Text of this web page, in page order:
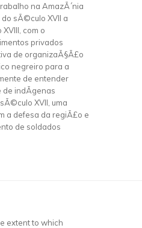
na AmazÃ´nia
sÃ©culo XVII a
com o
privados
de organizaÃ§Ã£o
negreiro para a
de entender
de indÃ­genas
XVII, uma
a defesa da regiÃ£o e
de soldados
extent to which